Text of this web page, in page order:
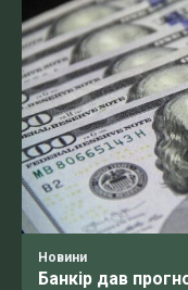
Новини
Банкір дав